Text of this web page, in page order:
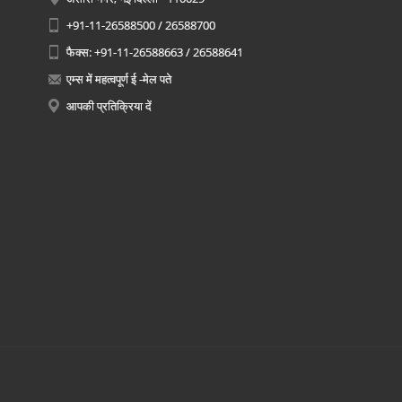
+91-11-26588500 / 26588700
फैक्स: +91-11-26588663 / 26588641
एम्स में महत्वपूर्ण ई -मेल पते
आपकी प्रतिक्रिया दें